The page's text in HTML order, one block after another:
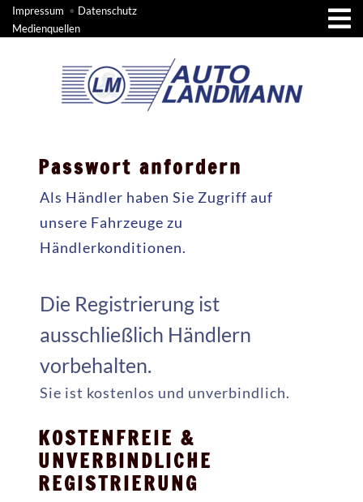
Impressum • Datenschutz
Medienquellen
Passwort anfordern
Als Händler haben Sie Zugriff auf
unsere Fahrzeuge zu
Händlerkonditionen.
Die Registrierung ist
ausschließlich Händlern
vorbehalten.
Sie ist kostenlos und unverbindlich.
KOSTENFREIE &
UNVERBINDLICHE
REGISTRIERUNG